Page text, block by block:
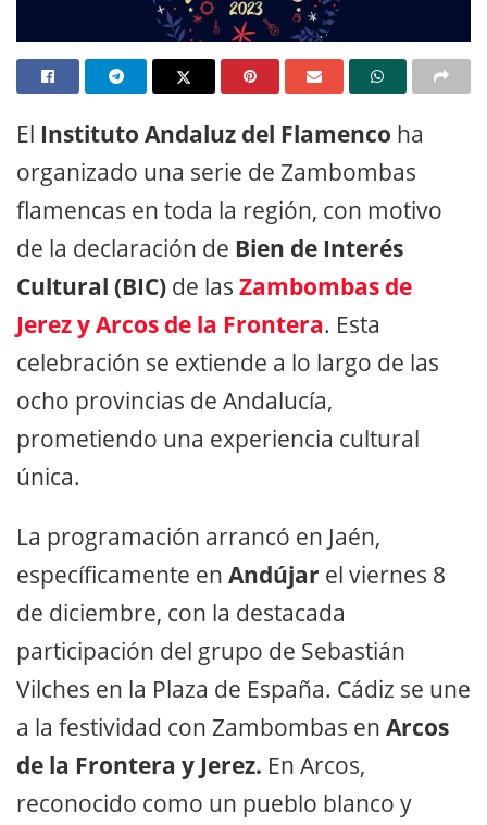
El Instituto Andaluz del Flamenco ha
organizado una serie de Zambombas
flamencas en toda la región, con motivo
de la declaración de Bien de Interés
Cultural (BIC) de las Zambombas de
Jerez y Arcos de la Frontera. Esta
celebración se extiende a lo largo de las
ocho provincias de Andalucía,
prometiendo una experiencia cultural
única.
La programación arrancó en Jaén,
específicamente en Andújar el viernes 8
de diciembre, con la destacada
participación del grupo de Sebastián
Vilches en la Plaza de España. Cádiz se une
a la festividad con Zambombas en Arcos
de la Frontera y Jerez. En Arcos,
reconocido como un pueblo blanco y